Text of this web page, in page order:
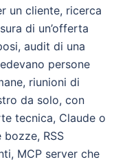
un cliente, ricerca
di un’offerta
audit di una
persone
riunioni di
da solo, con
tecnica, Claude o
RSS
MCP server che